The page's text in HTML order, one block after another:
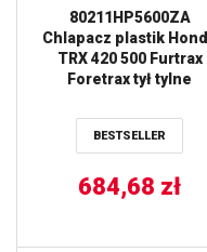
80211HP5600ZA
Chlapacz plastik
TRX 420 500 Furtrax
Foretrax tył tylne
BESTSELLER
684,68 zł